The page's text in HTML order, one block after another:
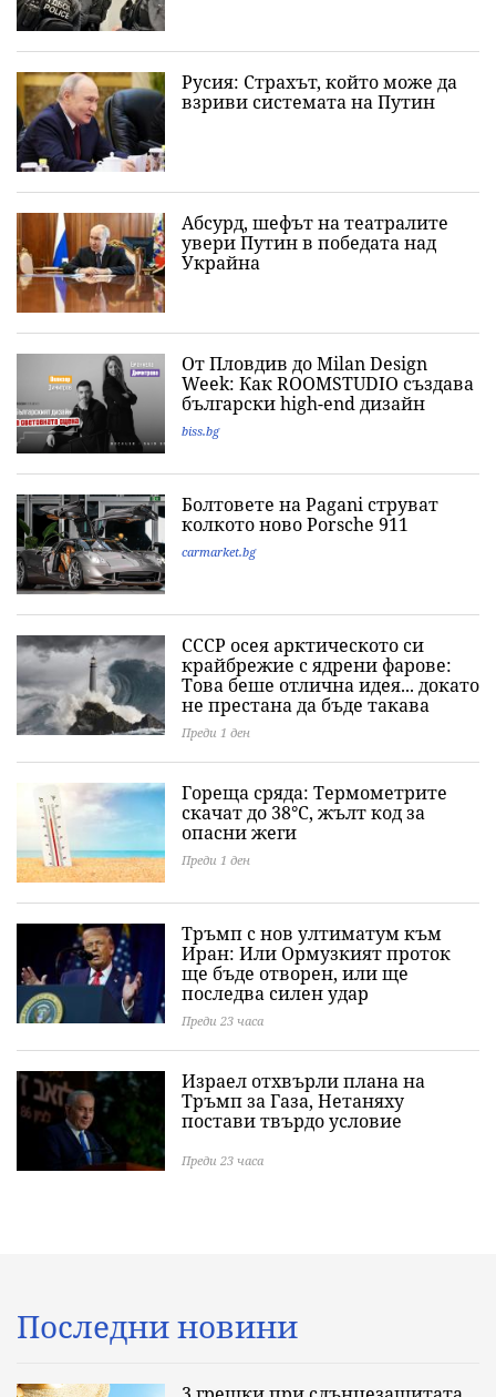
Русия: Страхът, който може да
взриви системата на Путин
Абсурд, шефът на театралите
увери Путин в победата над
Украйна
От Пловдив до Milan Design
Week: Как ROOMSTUDIO създава
български high-end дизайн
biss.bg
Болтовете на Pagani струват
колкото ново Porsche 911
carmarket.bg
СССР осея арктическото си
крайбрежие с ядрени фарове:
Това беше отлична идея... докато
не престана да бъде такава
Преди 1 ден
Гореща сряда: Термометрите
скачат до 38°C, жълт код за
опасни жеги
Преди 1 ден
Тръмп с нов ултиматум към
Иран: Или Ормузкият проток
ще бъде отворен, или ще
последва силен удар
Преди 23 часа
Израел отхвърли плана на
Тръмп за Газа, Нетаняху
постави твърдо условие
Преди 23 часа
Последни новини